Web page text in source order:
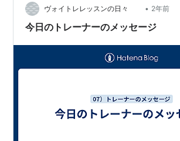
ヴォイトレレッスンの日々 • 2年前
今日のトレーナーのメッセージ